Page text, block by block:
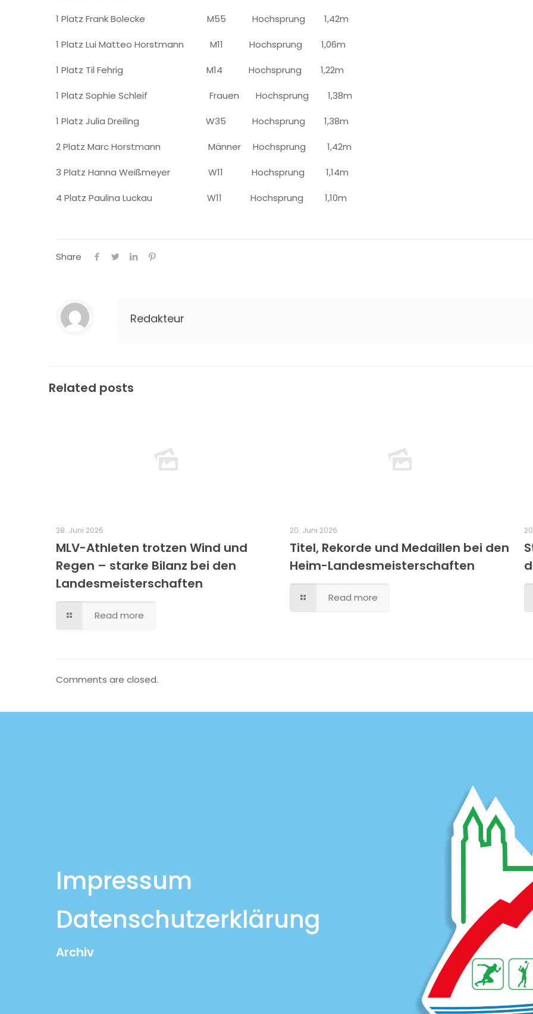
1 Platz Frank Bolecke M55 Hochsprung 1,42m
1 Platz Lui Matteo Horstmann M11 Hochsprung 1,06m
1 Platz Til Fehrig M14 Hochsprung 1,22m
1 Platz Sophie Schleif Frauen Hochsprung 1,38m
1 Platz Julia Dreiling W35 Hochsprung 1,38m
2 Platz Marc Horstmann Männer Hochsprung 1,42m
3 Platz Hanna Weißmeyer W11 Hochsprung 1,14m
4 Platz Paulina Luckau W11 Hochsprung 1,10m
Share
Redakteur
Related posts
28. Juni 2026
MLV-Athleten trotzen Wind und
Regen – starke Bilanz bei den
Landesmeisterschaften
Read more
20. Juni 2026
Titel, Rekorde und Medaillen bei den
Heim-Landesmeisterschaften
Read more
Comments are closed.
Impressum
Datenschutzerklärung
Archiv